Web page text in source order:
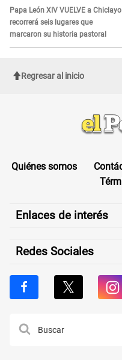
Papa León XIV VUELVE a
recorrerá seis lugares que
marcaron su historia pastoral
Regresar al inicio
Quiénes somos
Enlaces de interés
Redes Sociales